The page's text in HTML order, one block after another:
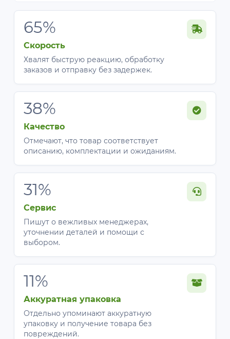
65%
Скорость
Хвалят быструю реакцию, обработку
заказов и отправку без задержек.
38%
Качество
Отмечают, что товар соответствует
описанию, комплектации и ожиданиям.
31%
Сервис
Пишут о вежливых менеджерах,
уточнении деталей и помощи с
выбором.
11%
Аккуратная упаковка
Отдельно упоминают аккуратную
упаковку и получение товара без
повреждений.